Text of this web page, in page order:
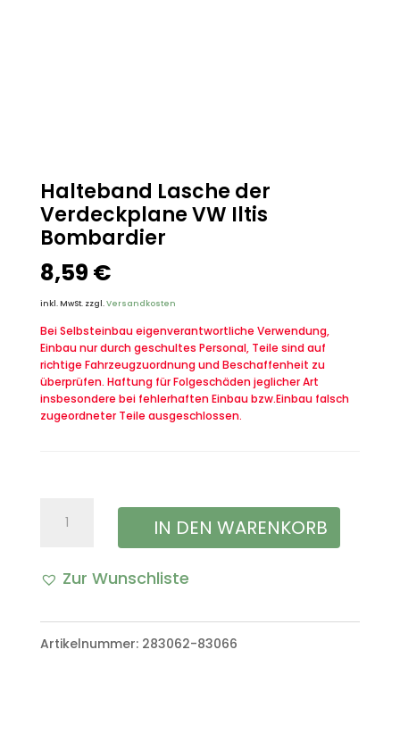
Halteband Lasche der
Verdeckplane VW Iltis
Bombardier
8,59 €
inkl. MwSt. zzgl.Versandkosten
Bei Selbsteinbau eigenverantwortliche Verwendung,
Einbau nur durch geschultes Personal, Teile sind auf
richtige Fahrzeugzuordnung und Beschaffenheit zu
überprüfen. Haftung für Folgeschäden jeglicher Art
insbesondere bei fehlerhaften Einbau bzw.Einbau falsch
zugeordneter Teile ausgeschlossen.
Halteband
der
VW
IN DEN WARENKORB
Zur Wunschliste
Artikelnummer: 283062-83066